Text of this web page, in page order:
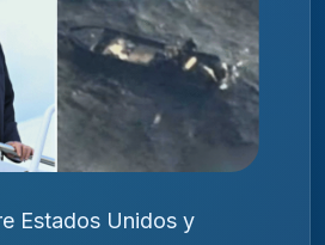
Estados Unidos y